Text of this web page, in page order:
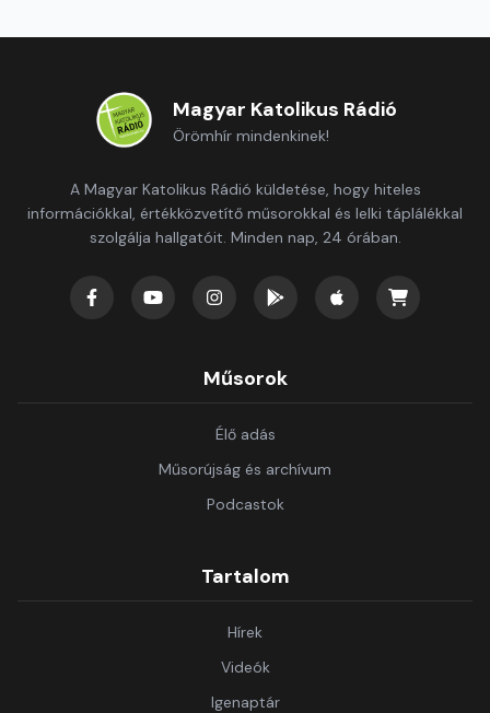
Magyar Katolikus Rádió
Örömhír mindenkinek!
A Magyar Katolikus Rádió küldetése, hogy hiteles
információkkal, értékközvetítő műsorokkal és lelki táplálékkal
szolgálja hallgatóit. Minden nap, 24 órában.
Műsorok
Élő adás
Műsorújság és archívum
Podcastok
Tartalom
Hírek
Videók
Igenaptár